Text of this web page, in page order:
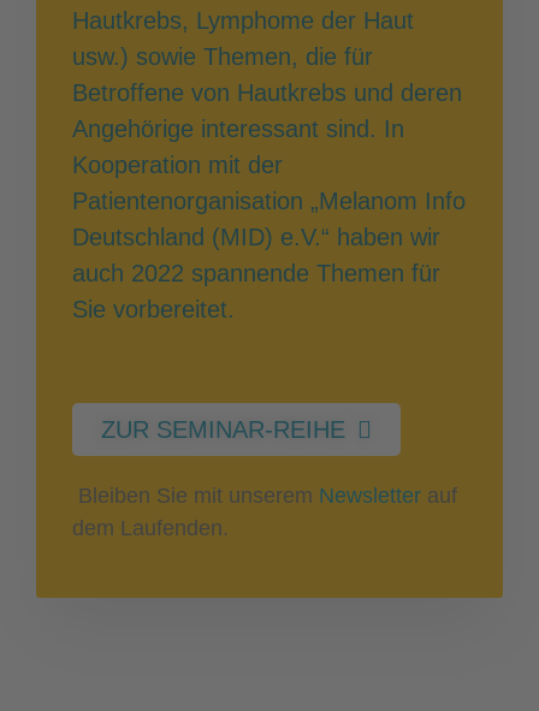
Hautkrebs, Lymphome der Haut
usw.) sowie Themen, die für
Betroffene von Hautkrebs und deren
Angehörige interessant sind. In
Kooperation mit der
Patientenorganisation „Melanom Info
Deutschland (MID) e.V.“ haben wir
auch 2022 spannende Themen für
Sie vorbereitet.
ZUR SEMINAR-REIHE
Bleiben Sie mit unserem Newsletter auf
dem Laufenden.